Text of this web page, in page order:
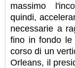
massimo
quindi,
necessarie a
fino in fondo le
corso di un
Orleans, il